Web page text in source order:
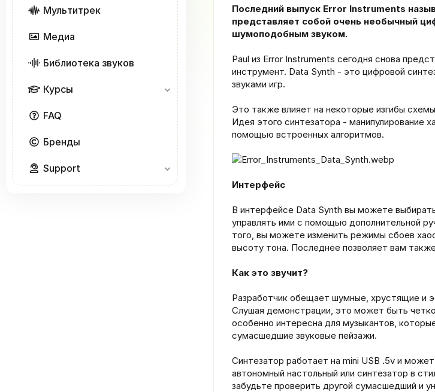
Мультитрек
Медиа
Библиотека звуков
Курсы
FAQ
Бренды
Support
л
Последний выпуск Error Instruments
представляет собой очень необычный
шумоподобным звуком.
Paul из Error Instruments сегодня снова
инструмент. Data Synth - это цифровой
звуками игр.
Это также влияет на некоторые изгибы
Идея этого синтезатора - манипулирование
помощью встроенных алгоритмов.
Интерфейс
В интерфейсе Data Synth вы можете
управлять ими с помощью дополнительной
того, вы можете изменить режимы сбоев
высоту тона. Последнее позволяет вам
Как это звучит?
Разработчик обещает шумные, хрустящие и
Слушая демонстрации, это может быть
особенно интересна для музыкантов,
сумасшедшие звуковые пейзажи.
Синтезатор работает на mini USB .5v и может
автономный настольный или синтезатор в
забудьте проверить другой сумасшедший и